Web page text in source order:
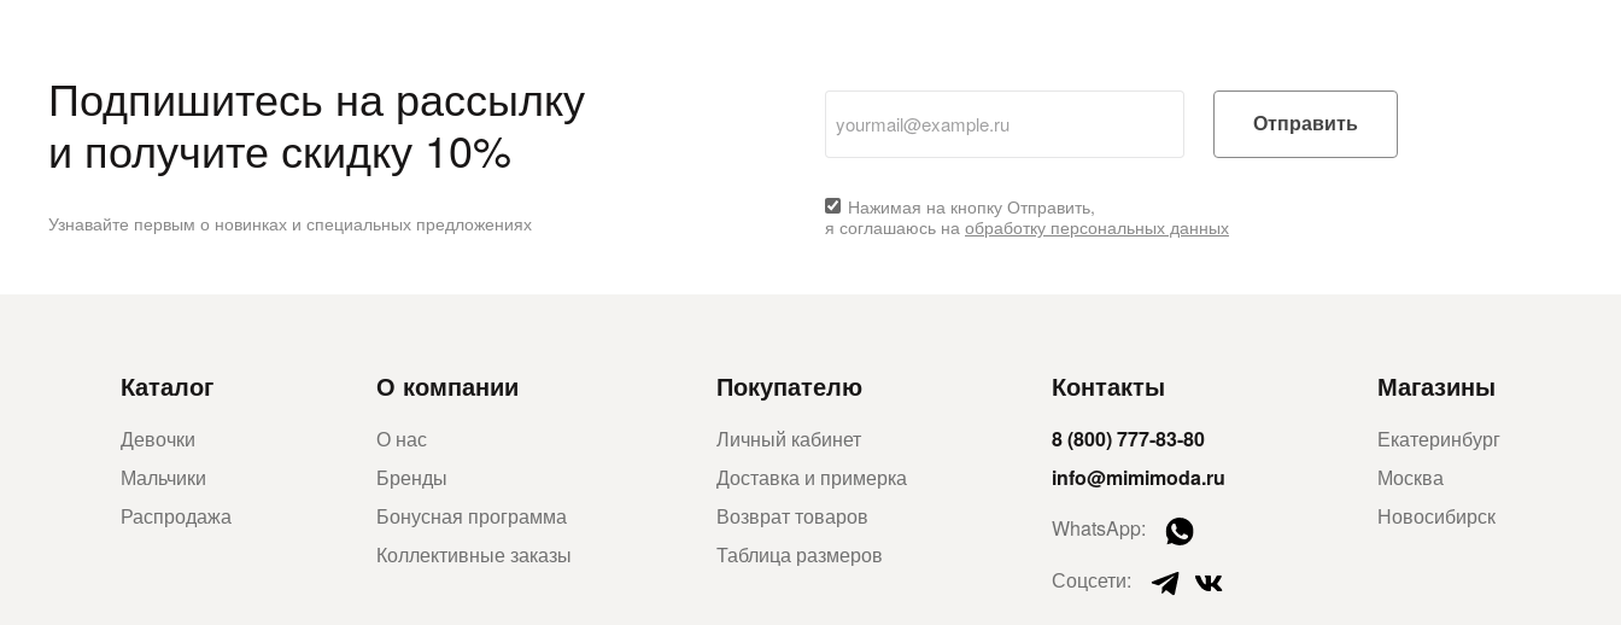
Подпишитесь на рассылку
и получите скидку 10%
Узнавайте первым о новинках и специальных предложениях
Отправить
Нажимая на кнопку Отправить,
я соглашаюсь на обработку персональных данных
Каталог
Девочки
Мальчики
Распродажа
О компании
О нас
Бренды
Бонусная программа
Коллективные заказы
Покупателю
Личный кабинет
Доставка и примерка
Возврат товаров
Таблица размеров
Контакты
8 (800) 777-83-80
info@mimimoda.ru
WhatsApp:
Соцсети:
Магазины
Екатеринбург
Москва
Новосибирск